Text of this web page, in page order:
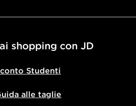
shopping con JD
Studenti
alle taglie